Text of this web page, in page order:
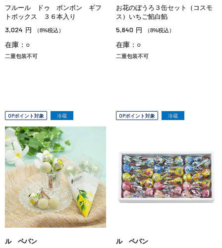
フルール ドゥ ボンボン ギフ
トボックス ３６本入り
3,024 円 （8%税込）
在庫：○
二重包装不可
お花のぼうろ３缶セット（コスモ
ス）いちご餡白餡
5,640 円 （8%税込）
在庫：○
二重包装不可
OPポイント対象 冷蔵
ル ペパン
OPポイント対象 冷蔵
ル ペパン